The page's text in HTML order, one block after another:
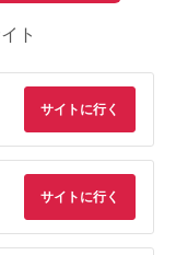
ト
サイトに行く
サイトに行く